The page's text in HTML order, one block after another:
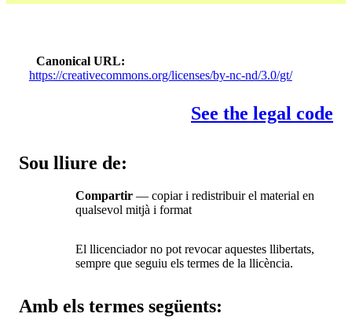
Canonical URL
https://creativecommons.org/licenses/by-nc-nd/3.0/gt/
See the legal code
Sou lliure de:
Compartir — copiar i redistribuir el material en
qualsevol mitjà i format
El llicenciador no pot revocar aquestes llibertats,
sempre que seguiu els termes de la llicència.
Amb els termes següents: